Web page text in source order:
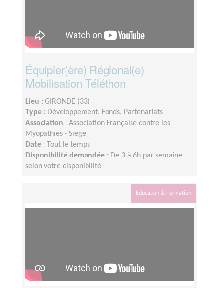
Équipier(ère) Régional(e)
Mobilisation Téléthon
Lieu : GIRONDE (33)
Type : Développement, Fonds, Partenariats
Association : Association Française contre les
Myopathies - Siège
Date :
Tout le temps
Disponibilité demandée : De 3 à 6h par semaine
selon votre disponibilité
Éducation & Formation